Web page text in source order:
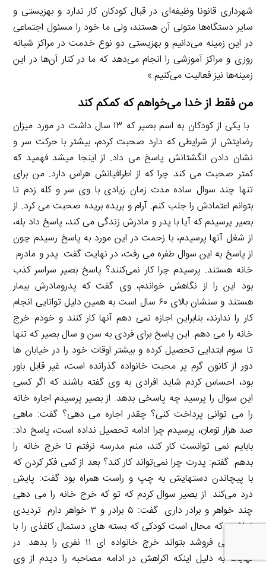
شهرداری قانونا وظیفه‌ای در قبال کودکان کار ندارد و بهزیستی و
سایر دستگاه‌ها متولی آن هستند، ولی ما خود را مسئول اجتماعی
در این زمینه می‌دانیم و بهزیستی دو نوع خدمت در مراکز شبانه
روزی و مراکز آموزشی را انجام می‌دهد که ما در کنار آن‌ها در این
زمینه‌ها نیز فعالیت می‌کنیم.»
من فقط از خدا می‌خواهم که کمکم کند
با یکی از کودکان به اسم بصیر که ۱۳ سال داشت در مورد میزان
رضایتش از شرایطی که دارد صحبت کردم، بیشتر با حرکت سر و
نشان دادن انگشتانش پاسخ می داد. از اینجا میشد فهمید که
کمتر صحبت می کند چرا که از اطرافیانش هراس دارد. من برای
تنها چند سوال ساده مدت زمان زیادی با وی سر و کله زدم تا
بتوانم اعتمادش را جلب کنم. آرام و بریده بریده صحبت می کرد. از
بصیر پرسیدم که آیا با پدر و مادرش زندگی می کند، پاسخ داد بله،
از شغل آنها پرسیدم، با زحمت در این مورد به پاسخ رسیدم چون
از پاسخ به این سوال طفره می رفت، در نهایت گفت: پدر و مادرم
خانه هستند. پرسیدم چرا کار نمی‌کنند؟ پاسخ بصیر سراسر کذب
بود این را از نگاهش خواندم، وی گفت که پدرومادرش بیمار
هستند و سنشان بالای ۶۰ سال است به همین دلیل توانایی انجام
کار را ندارند، بنابراین اجازه نمی دهم آنها کار کنند و خودم خرج
خانه را می دهم. این پاسخ برای فردی به سن و سال بصیر که تنها
تا سوم ابتدایی تحصیل کرده و بیشتر اوقات خود را در خیابان ها
دور از کانون گرم پر محبت خانواده گذرانده است، غیر قابل باور
بود، احساس کردم شاید افرادی به وی گفته باشند که اگر کسی
این سوال را پرسید چه پاسخی بدهد. از بصیر پرسیدم اجاره خانه
را می توانی پرداخت کنی؟ چقدر اجاره می دهی؟ گفت: ماهی
صد هزار تومان، پرسیدم چرا ادامه تحصیل نداده است، پاسخ داد:
بابایم نمی توانست کار کند، منم مدرسه نرفتم تا خرج خانه را
بدهم. گفتم: پدرت چرا نمی‌تواند کار کند؟ بعد از کمی فکر کردن که
با پیچاندن دستهایش به چپ و راست همراه بود گفت: پایش
درد می‌کند. از بصیر سوال کردم که تو که خرج خانه را می دهی
چند خواهر و برادر داری. گفت: ۵ برادر و ۳ خواهر دارم. تردیدی
نداشتم که محال است کودکی که بسته های دستمال کاغذی را با
اصرار می فروشد بتواند خرج خانواده ای ۱۱ نفری را بدهد. در
نهایت به دلیل اینکه اکراهش در ادامه مصاحبه را دیدم از وی